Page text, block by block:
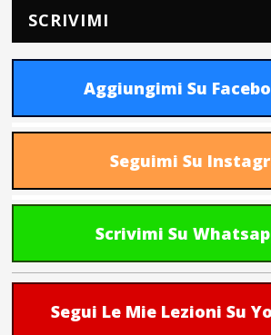
SCRIVIMI
Aggiungimi Su
Seguimi Su
Scrivimi Su
Segui Le Mie Lezioni Su